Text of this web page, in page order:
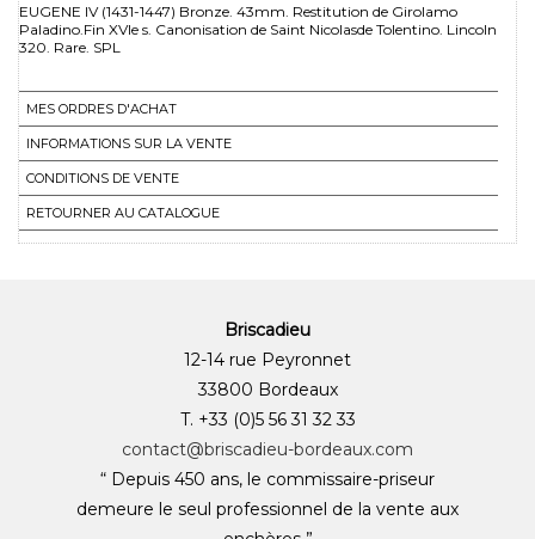
EUGENE IV (1431-1447) Bronze. 43mm. Restitution de Girolamo
Paladino.Fin XVIe s. Canonisation de Saint Nicolasde Tolentino. Lincoln
320. Rare. SPL
MES ORDRES D'ACHAT
INFORMATIONS SUR LA VENTE
CONDITIONS DE VENTE
RETOURNER AU CATALOGUE
Briscadieu
12-14 rue Peyronnet
33800 Bordeaux
T. +33 (0)5 56 31 32 33
contact@briscadieu-bordeaux.com
“ Depuis 450 ans, le commissaire-priseur
demeure le seul professionnel de la vente aux